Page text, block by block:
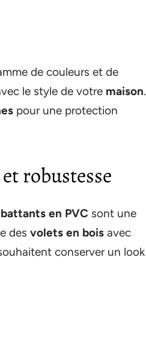
de couleurs et de
le style de votre maison.
pour une protection
robustesse
en PVC sont une
des volets en bois avec
conserver un look